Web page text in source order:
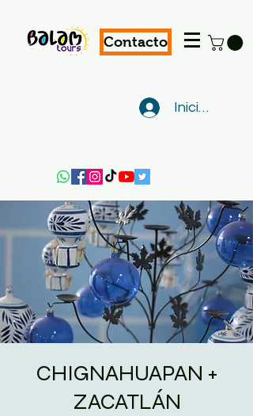
Contacto
Iniciar sesión
CHIGNAHUAPAN +
ZACATLÁN